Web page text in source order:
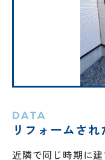
リフォームさ
DATA
近隣で同じ時期に